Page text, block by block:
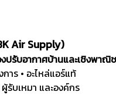
Air Supply)
ปรับอากาศบ้านและเชิงพาณิ
การ • อะไหล่แอร์แท้
รับเหมา และองค์กร